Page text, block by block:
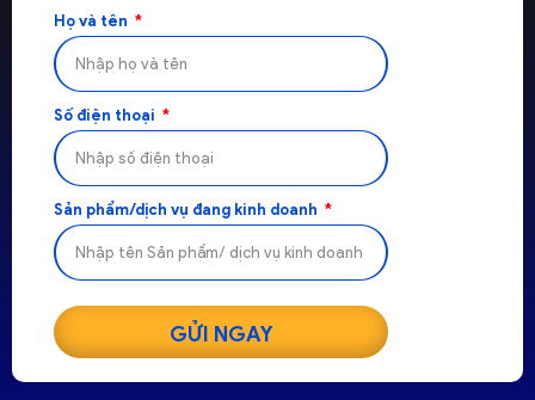
Họ và tên
Số điện thoại
Sản phẩm/dịch vụ đang kinh doanh
GỬI NGAY